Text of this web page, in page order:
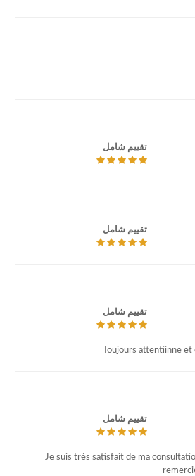
تقييم شامل
تقييم شامل
تقييم شامل
Toujours attentiinne
تقييم شامل
Je suis très satisfait de ma